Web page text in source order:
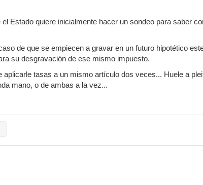
Estado quiere inicialmente hacer un sondeo para saber
de que se empiecen a gravar en un futuro hipotético
su desgravación de ese mismo impuesto.
aplicarle tasas a un mismo artículo dos veces... Huele a
mano, o de ambas a la vez...